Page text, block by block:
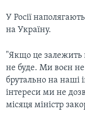
У Росії
на Україну.
"Якщо це залежить
не буде. Ми воєн
брутально на наші
інтереси ми не
місяця міністр